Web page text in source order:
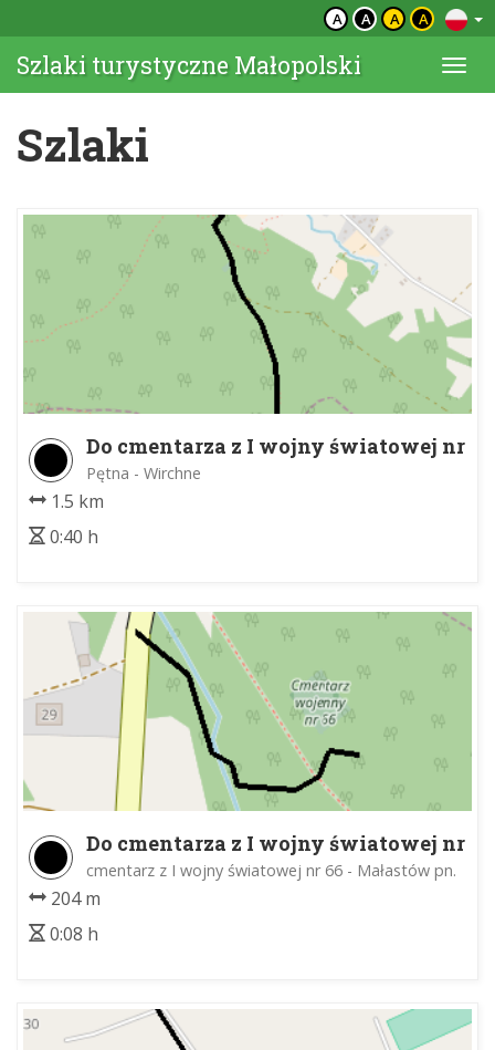
A A A A
Szlaki turystyczne Małopolski
Szlaki
Do cmentarza z I wojny światowej nr
63
Pętna - Wirchne
1.5 km
0:40 h
Do cmentarza z I wojny światowej nr
66
cmentarz z I wojny światowej nr 66 - Małastów pn.
204 m
0:08 h